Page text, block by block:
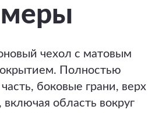
чехол с матовым
Полностью
боковые грани, верх
область вокруг